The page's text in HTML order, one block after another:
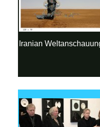
Iranian